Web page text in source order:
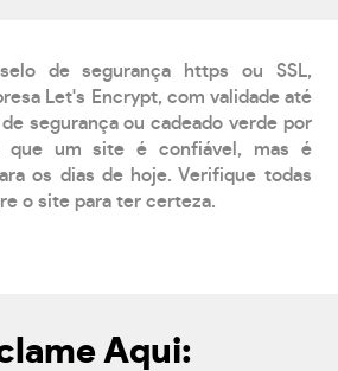
de segurança https ou SSL,
Let's Encrypt, com validade até
segurança ou cadeado verde por
que um site é confiável, mas é
os dias de hoje. Verifique todas
o site para ter certeza.
Aqui: